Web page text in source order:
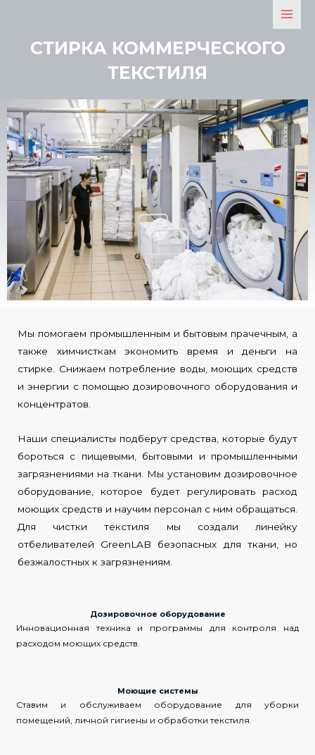
СТИРКА КОММЕРЧЕСКОГО
ТЕКСТИЛЯ
Мы помогаем промышленным и бытовым прачечным, а
также химчисткам экономить время и деньги на
стирке. Снижаем потребление воды, моющих средств
и энергии с помощью дозировочного оборудования и
концентратов.
Наши специалисты подберут средства, которые будут
бороться с пищевыми, бытовыми и промышленными
загрязнениями на ткани. Мы установим дозировочное
оборудование, которое будет регулировать расход
моющих средств и научим персонал с ним обращаться.
Для чистки текстиля мы создали линейку
отбеливателей GreenLAB безопасных для ткани, но
безжалостных к загрязнениям.
Дозировочное оборудование
Инновационная техника и программы для контроля над
расходом моющих средств.
Моющие системы
Ставим и обслуживаем оборудование для уборки
помещений, личной гигиены и обработки текстиля.